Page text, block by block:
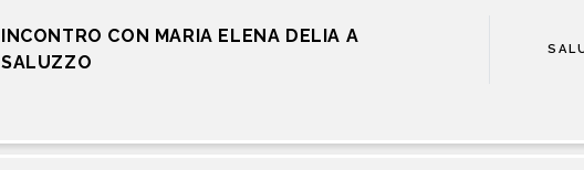
INCONTRO CON MARIA ELENA DELIA A
SALUZZO